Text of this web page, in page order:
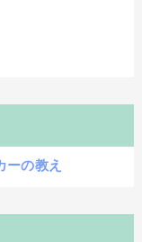
ーの教え